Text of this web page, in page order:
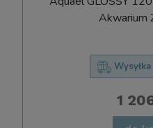
Akwarium
1